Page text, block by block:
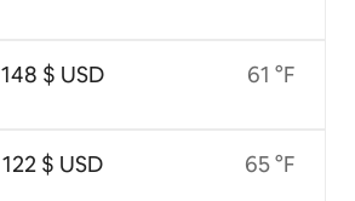
148 $ USD
122 $ USD
61 °F
65 °F